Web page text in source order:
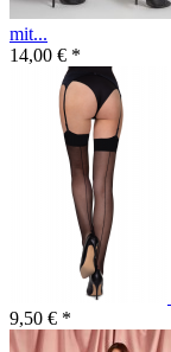
mit...
14,00 € *
9,50 € *